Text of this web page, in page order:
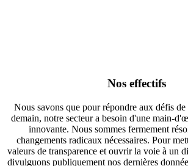
Nos effectifs
Nous savons que pour répondre aux défis
demain, notre secteur a besoin d'une main-
innovante. Nous sommes fermement
changements radicaux nécessaires. Pour
valeurs de transparence et ouvrir la voie à un
divulguons publiquement nos dernières